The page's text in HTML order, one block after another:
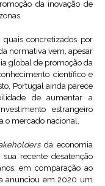
da inovação de
concretizados por
normativa vem, apesar
global de promoção da
científico e
Portugal ainda parece
de aumentar a
estrangeiro
o mercado nacional.
da economia
recente desatenção
em comparação ao
anunciou em 2020 um